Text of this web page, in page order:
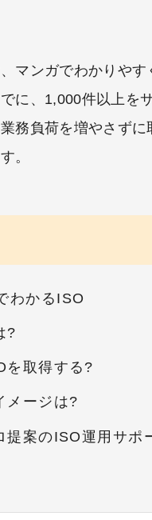
マンガでわかりや
に、1,000件以上を
務負荷を増やさず
。
わかるISO
?
を取得する?
メージは?
提案のISO運用サポ